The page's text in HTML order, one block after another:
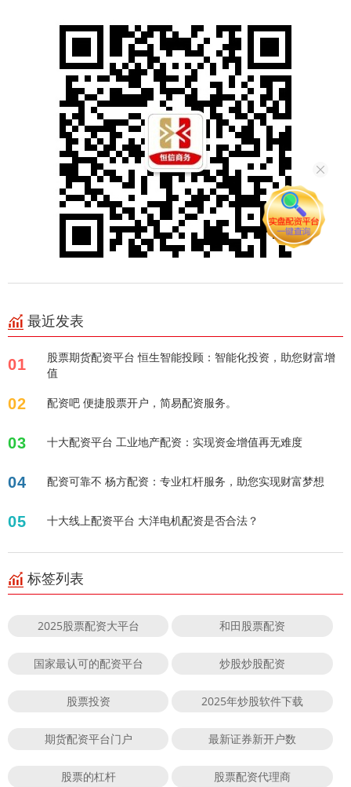
最近发表
01
股票期货配资平台 恒生智能投顾：智能化投资，助您财富增
值
02 配资吧 便捷股票开户，简易配资服务。
03 十大配资平台 工业地产配资：实现资金增值再无难度
04 配资可靠不 杨方配资：专业杠杆服务，助您实现财富梦想
05 十大线上配资平台 大洋电机配资是否合法？
标签列表
2025股票配资大平台 和田股票配资
国家最认可的配资平台 炒股炒股配资
股票投资 2025年炒股软件下载
期货配资平台门户 最新证券新开户数
股票的杠杆 股票配资代理商